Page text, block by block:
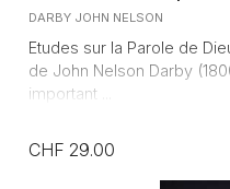
DARBY JOHN NELSON
Etudes sur la Parole de
de John Nelson Darby
important ...
CHF 29.00